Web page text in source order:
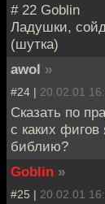
# 22 Goblin
Ладушки,
(шутка)
awol »
#24 | 20.02.01
Сказать по
с каких фигов
библию?
Goblin »
#25 | 20.02.01